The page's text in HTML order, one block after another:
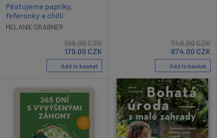
Pěstujeme papriky,
feferonky a chilli
MELANIE GRABNER
199.00CZK
179.00 CZK
Add to basket
749.00CZK
674.00 CZK
Add to basket